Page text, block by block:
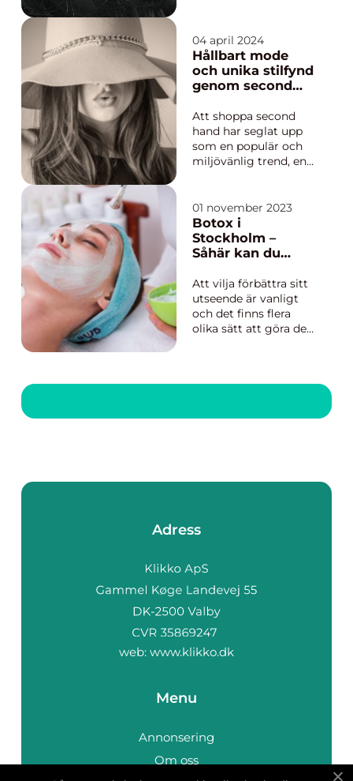
04 april 2024
Hållbart mode
och unika stilfynd
genom second
Att shoppa second
hand har seglat upp
som en populär och
miljövänlig trend, en
kultur och
snabbmode. Det är
inte bara en
plånboksvänlig
också ett sätt att
bidra till en mer
hållbar konsumtion
ge...
01 november 2023
Botox i
Stockholm –
Såhär kan du
utseende med ett
enkelt ingrepp
Att vilja förbättra sitt
utseende är vanligt
och det finns flera
olika sätt att göra det
botoxbehandling vara
Stockholm finns id...
Adress
web: www.klikko.dk
Menu
Annonsering
Om oss